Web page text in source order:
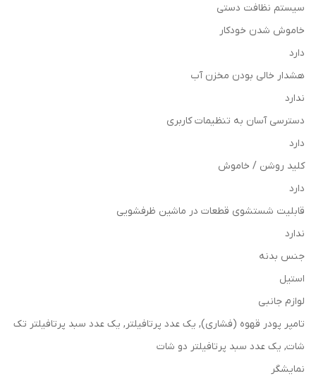
سیستم نظافت دستی
خاموش شدن خودکار
دارد
هشدار خالی بودن مخزن آب
ندارد
دسترسی آسان به تنظیمات کاربری
دارد
کلید روشن / خاموش
دارد
قابلیت شستشوی قطعات در ماشین ظرفشویی
ندارد
جنس بدنه
استیل
لوازم جانبی
تامپر پودر قهوه (فشاری), یک عدد پرتافیلتر, یک عدد سبد پرتافیلتر تک
شات, یک عدد سبد پرتافیلتر دو شات
نمایشگر